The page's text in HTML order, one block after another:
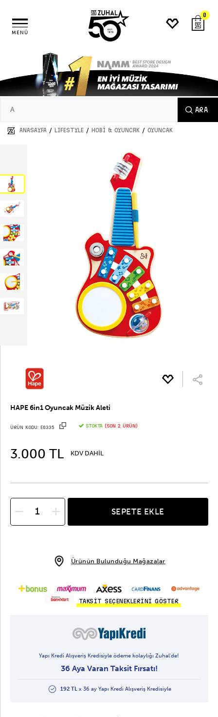
MENÜ
0
ARA
ANASAYFA / LIFESTYLE / Hobi & Oyuncak / OYUNCAK
HAPE 6in1 Oyuncak Müzik Aleti
ÜRÜN KODU: E0335 STOKTA (Son 2 ürün)
3.000 TL KDV DAHİL
SEPETE EKLE
Ürünün Bulunduğu Mağazalar
TAKSİT SEÇENEKLERİNİ GÖSTER
Yapı Kredi Alışveriş Kredisiyle ödeme kolaylığı Zuhal'de!
36 Aya Varan Taksit Fırsatı!
192 TLx 36 ay Yapı Kredi Alışveriş Kredisiyle